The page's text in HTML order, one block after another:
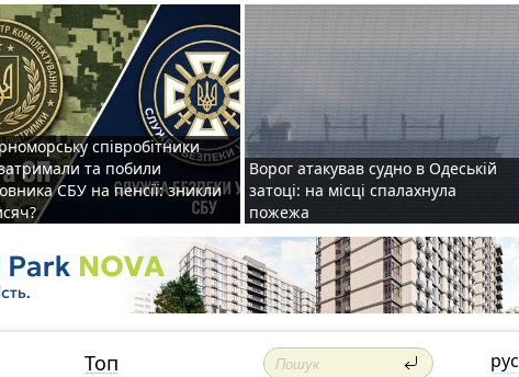
співробітники
та побили
СБУ на пенсії: зникли
Ворог атакував судно в Одеській
затоці: на місці спалахнула
пожежа
Топ рус